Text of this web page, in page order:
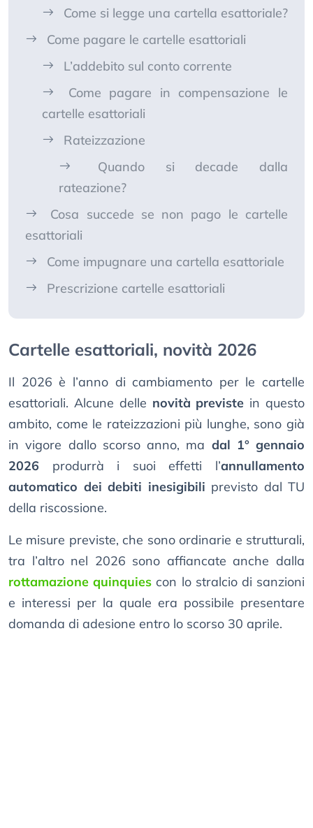
Come si legge una cartella esattoriale?
Come pagare le cartelle esattoriali
L’addebito sul conto corrente
Come pagare in compensazione le
cartelle esattoriali
Rateizzazione
Quando si decade dalla
rateazione?
Cosa succede se non pago le cartelle
esattoriali
Come impugnare una cartella esattoriale
Prescrizione cartelle esattoriali
Cartelle esattoriali, novità 2026
Il 2026 è l’anno di cambiamento per le cartelle
esattoriali. Alcune delle novità previste in questo
ambito, come le rateizzazioni più lunghe, sono già
in vigore dallo scorso anno, ma dal 1° gennaio
2026 produrrà i suoi effetti l’annullamento
automatico dei debiti inesigibili previsto dal TU
della riscossione.
Le misure previste, che sono ordinarie e strutturali,
tra l’altro nel 2026 sono affiancate anche dalla
rottamazione quinquies con lo stralcio di sanzioni
e interessi per la quale era possibile presentare
domanda di adesione entro lo scorso 30 aprile.